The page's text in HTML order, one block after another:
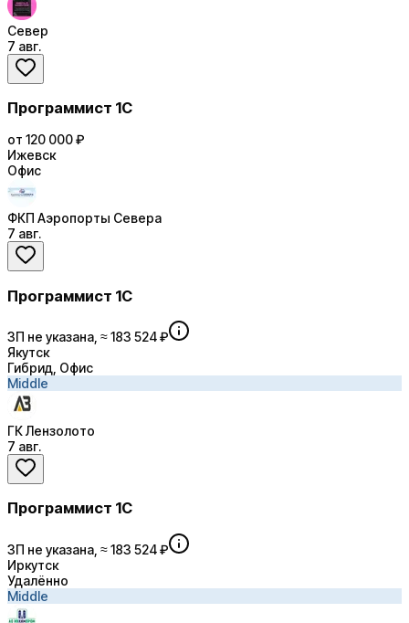
Север
7 авг.
Программист 1С
от 120 000 ₽
Ижевск
Офис
ФКП Аэропорты Севера
7 авг.
Программист 1С
ЗП не указана, ≈ 183 524 ₽
Якутск
Гибрид, Офис
Middle
ГК Лензолото
7 авг.
Программист 1С
ЗП не указана, ≈ 183 524 ₽
Иркутск
Удалённо
Middle